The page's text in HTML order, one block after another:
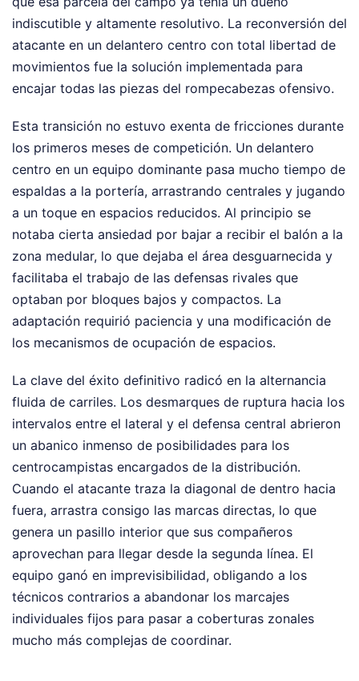
indiscutible y altamente resolutivo. La reconversión del
atacante en un delantero centro con total libertad de
movimientos fue la solución implementada para
encajar todas las piezas del rompecabezas ofensivo.
Esta transición no estuvo exenta de fricciones durante
los primeros meses de competición. Un delantero
centro en un equipo dominante pasa mucho tiempo de
espaldas a la portería, arrastrando centrales y jugando
a un toque en espacios reducidos. Al principio se
notaba cierta ansiedad por bajar a recibir el balón a la
zona medular, lo que dejaba el área desguarnecida y
facilitaba el trabajo de las defensas rivales que
optaban por bloques bajos y compactos. La
adaptación requirió paciencia y una modificación de
los mecanismos de ocupación de espacios.
La clave del éxito definitivo radicó en la alternancia
fluida de carriles. Los desmarques de ruptura hacia los
intervalos entre el lateral y el defensa central abrieron
un abanico inmenso de posibilidades para los
centrocampistas encargados de la distribución.
Cuando el atacante traza la diagonal de dentro hacia
fuera, arrastra consigo las marcas directas, lo que
genera un pasillo interior que sus compañeros
aprovechan para llegar desde la segunda línea. El
equipo ganó en imprevisibilidad, obligando a los
técnicos contrarios a abandonar los marcajes
individuales fijos para pasar a coberturas zonales
mucho más complejas de coordinar.